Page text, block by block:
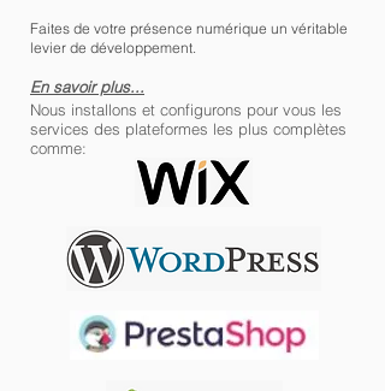
Faites de votre présence numérique un véritable
levier de développement.
En savoir plus...
Nous installons et configurons pour vous les
services des plateformes les plus complètes
comme: